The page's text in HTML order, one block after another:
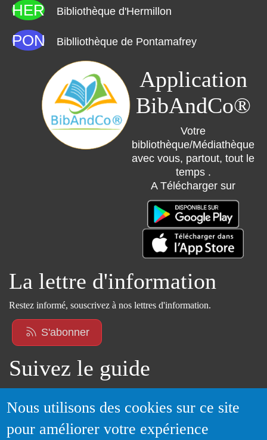
HER Bibliothèque d'Hermillon
PON Biblliothèque de Pontamafrey
Application
BibAndCo®
Votre
bibliothèque/Médiathèque
avec vous, partout, tout le
temps .
A Télécharger sur
La lettre d'information
Restez informé, souscrivez à nos lettres d'information.
S'abonner
Suivez le guide
adhérent
Voir le guide
Nous utilisons des cookies sur ce site
pour améliorer votre expérience